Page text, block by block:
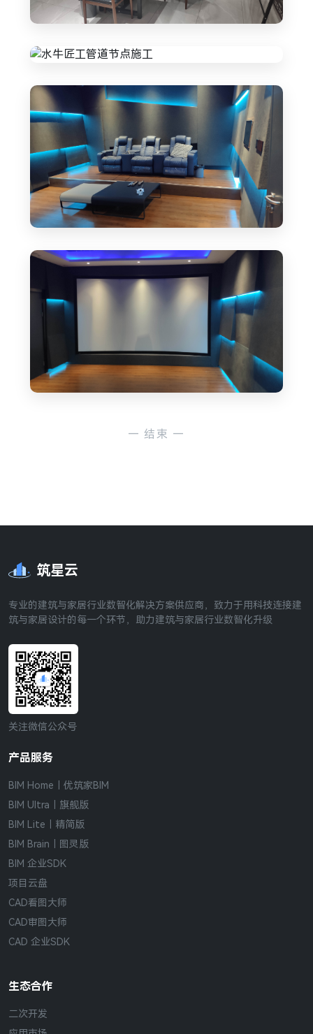
— 结束 —
筑星云
专业的建筑与家居行业数智化解决方案供应商，致力于用科技连接建
筑与家居设计的每一个环节，助力建筑与家居行业数智化升级
关注微信公众号
产品服务
BIM Home｜优筑家BIM
BIM Ultra｜旗舰版
BIM Lite｜精简版
BIM Brain｜图灵版
BIM 企业SDK
项目云盘
CAD看图大师
CAD审图大师
CAD 企业SDK
生态合作
二次开发